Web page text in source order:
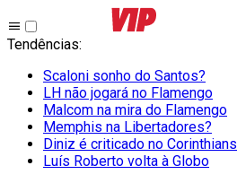
Tendências:
Scaloni sonho do Santos?
LH não jogará no Flamengo
Malcom na mira do Flamengo
Memphis na Libertadores?
Diniz é criticado no Corinthians
Luís Roberto volta à Globo